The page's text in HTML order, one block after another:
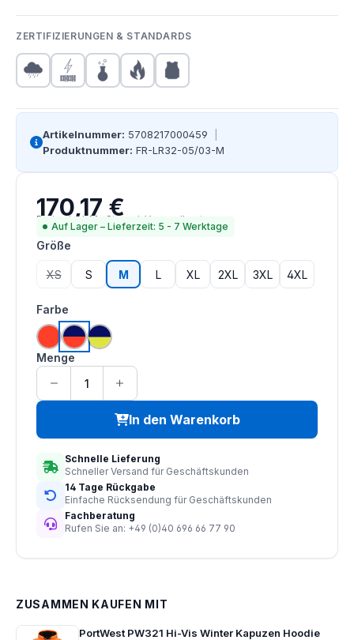
ZERTIFIZIERUNGEN & STANDARDS
Artikelnummer: 5708217000459
Produktnummer: FR-LR32-05/03-M
Regulärer Preis:
170,17 €
Preise inkl. MwSt. zzgl. Versandkosten
Auf Lager – Lieferzeit: 5 - 7 Werktage
Größe
XS(Diese Option ist zurzeit nicht verfügbar.)
S M L XL 2XL 3XL 4XL
Farbe
hi vis orange
hi vis orange | navy
hi vis saturn gelb | navy
Menge
In den Warenkorb
Schnelle Lieferung
Schneller Versand für Geschäftskunden
14 Tage Rückgabe
Einfache Rücksendung für Geschäftskunden
Fachberatung
Rufen Sie an: +49 (0)40 696 66 77 90
ZUSAMMEN KAUFEN MIT
PortWest PW321 Hi-Vis Winter Kapuzen Hoodie